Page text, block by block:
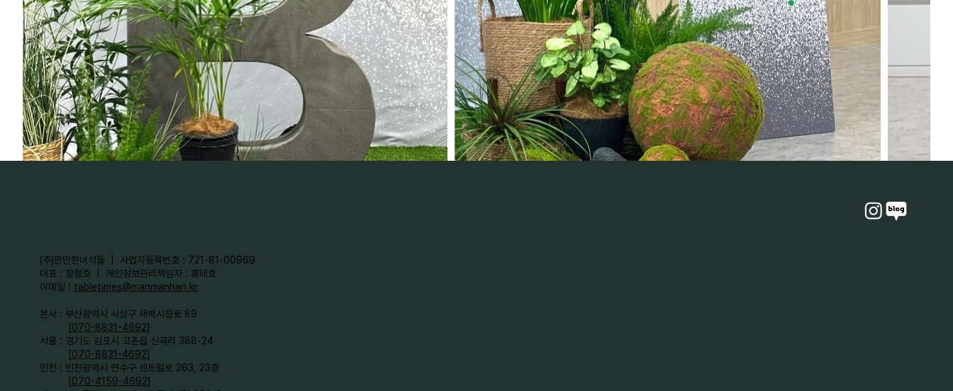
​(주)만만한녀석들 | 사업자등록번호 : 721-81-00969
대표 : 장철호 | 개인정보관리책임자 : 홍태호
이메일 : tabletimes@manmanhan.kr
본사 : 부산광역시 사상구 새벽시장로 89
[070-8831-4692]
서울 : 경기도 김포시 고촌읍 신곡리 388-24
[070-8831-4692]
인천 : 인천광역시 연수구 센트럴로 263, 23층
[070-4159-4692]​